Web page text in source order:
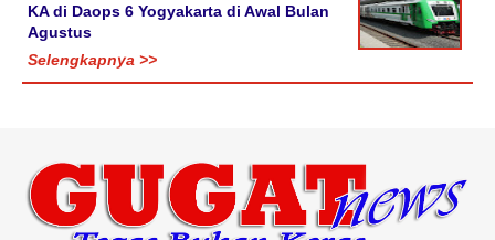
KA di Daops 6 Yogyakarta di Awal Bulan
Agustus
Selengkapnya >>